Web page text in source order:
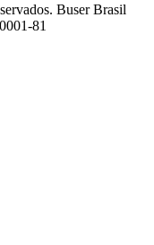
Buser Brasil
81